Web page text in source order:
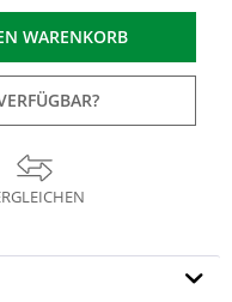
WARENKORB